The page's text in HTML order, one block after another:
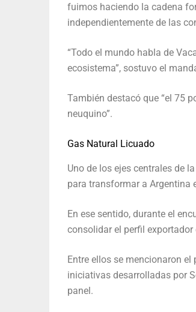
fuimos haciendo la cadena
independientemente de las
“Todo el mundo habla de
ecosistema”, sostuvo el
También destacó que “el 75
neuquino”.
Gas Natural Licuado
Uno de los ejes centrales de
para transformar a Argentina
En ese sentido, durante el
consolidar el perfil
Entre ellos se mencionaron
iniciativas desarrolladas por
panel.